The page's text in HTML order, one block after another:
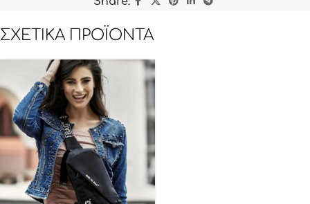
ΣΧΕΤΙΚΆ ΠΡΟΪΌΝΤΑ